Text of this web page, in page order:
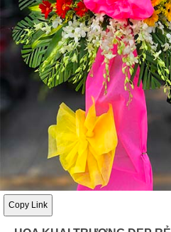
Copy Link